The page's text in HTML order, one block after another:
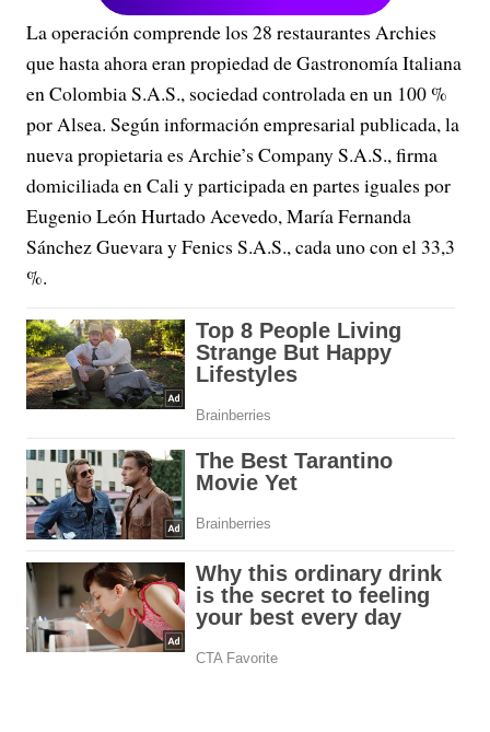
La operación comprende los 28 restaurantes Archies
que hasta ahora eran propiedad de Gastronomía Italiana
en Colombia S.A.S., sociedad controlada en un 100 %
por Alsea. Según información empresarial publicada, la
nueva propietaria es Archie’s Company S.A.S., firma
domiciliada en Cali y participada en partes iguales por
Eugenio León Hurtado Acevedo, María Fernanda
Sánchez Guevara y Fenics S.A.S., cada uno con el 33,3
%.